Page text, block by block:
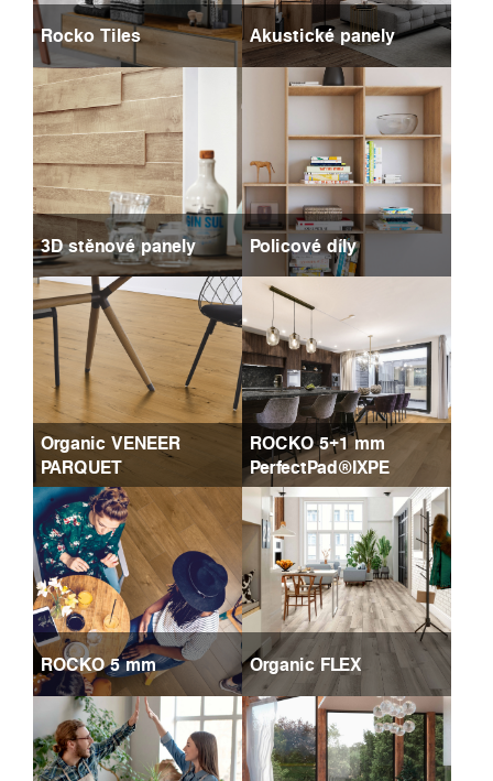
Rocko Tiles Akustické panely
3D stěnové panely Policové díly
Organic VENEER
PARQUET
ROCKO 5+1 mm
PerfectPad®IXPE
ROCKO 5 mm Organic FLEX